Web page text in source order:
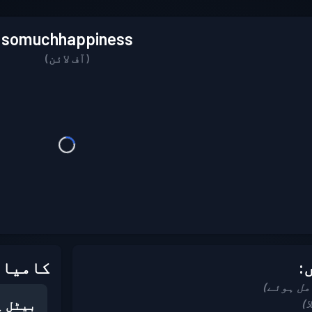
somuchhappiness
(آف لائن)
بیٹل